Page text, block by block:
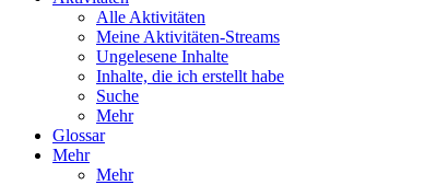
Alle Aktivitäten
Meine Aktivitäten-Streams
Ungelesene Inhalte
Inhalte, die ich erstellt habe
Suche
Mehr
Glossar
Mehr
Mehr